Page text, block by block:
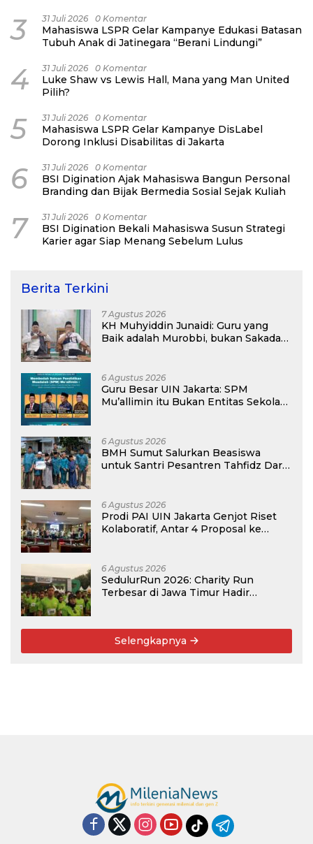
3 31 Juli 2026 0 Komentar
Mahasiswa LSPR Gelar Kampanye Edukasi Batasan
Tubuh Anak di Jatinegara “Berani Lindungi”
4 31 Juli 2026 0 Komentar
Luke Shaw vs Lewis Hall, Mana yang Man United
Pilih?
5 31 Juli 2026 0 Komentar
Mahasiswa LSPR Gelar Kampanye DisLabel
Dorong Inklusi Disabilitas di Jakarta
6 31 Juli 2026 0 Komentar
BSI Digination Ajak Mahasiswa Bangun Personal
Branding dan Bijak Bermedia Sosial Sejak Kuliah
7 31 Juli 2026 0 Komentar
BSI Digination Bekali Mahasiswa Susun Strategi
Karier agar Siap Menang Sebelum Lulus
Berita Terkini
7 Agustus 2026
KH Muhyiddin Junaidi: Guru yang
Baik adalah Murobbi, bukan Sakadar
6 Agustus 2026
Guru Besar UIN Jakarta: SPM
Mu’allimin itu Bukan Entitas Sekolah
6 Agustus 2026
BMH Sumut Salurkan Beasiswa
untuk Santri Pesantren Tahfidz Darul
6 Agustus 2026
Prodi PAI UIN Jakarta Genjot Riset
Kolaboratif, Antar 4 Proposal ke
6 Agustus 2026
SedulurRun 2026: Charity Run
Terbesar di Jawa Timur Hadir
Guru Honorer
Selengkapnya